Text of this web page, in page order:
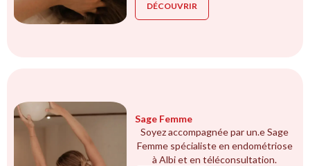
DÉCOUVRIR
Sage Femme
Soyez accompagnée par un.e Sage
Femme spécialiste en endométriose
à Albi et en téléconsultation.